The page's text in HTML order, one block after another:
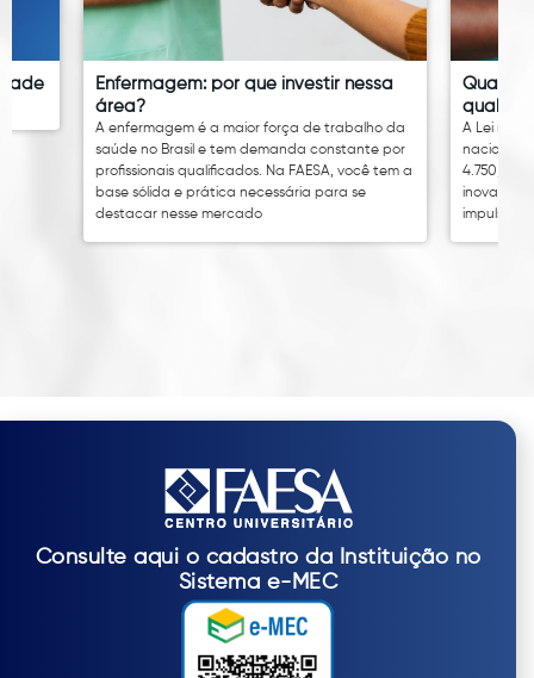
Enfermagem: por que investir nessa
área?
A enfermagem é a maior força de trabalho da
saúde no Brasil e tem demanda constante por
profissionais qualificados. Na FAESA, você tem a
base sólida e prática necessária para se
destacar nesse mercado
Quanto
qual é o
A Lei nº
nacional
4.750,00.
inovação
Consulte aqui o cadastro da Instituição no
Sistema e-MEC